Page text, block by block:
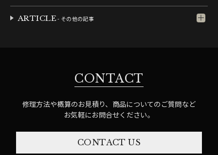
ARTICLE- その他の記事
CONTACT
修理方法や概算のお見積り、商品についてのご質問など
お気軽にお問合せください。
CONTACT US